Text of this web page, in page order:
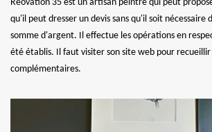
Réovation 35 est un artisan peintre qui peut
qu'il peut dresser un devis sans qu'il soit nécessaire
somme d'argent. Il effectue les opérations en
été établis. Il faut visiter son site web pour
complémentaires.